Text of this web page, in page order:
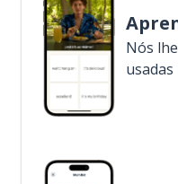
Nós